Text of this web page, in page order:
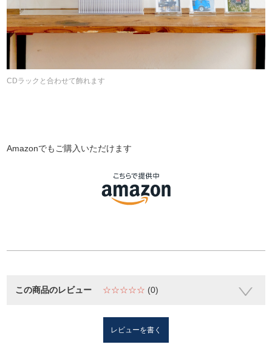
CDラックと合わせて飾れます
Amazonでもご購入いただけます
この商品のレビュー ☆☆☆☆☆ (0)
レビューを書く